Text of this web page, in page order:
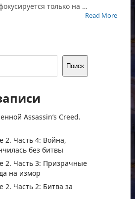
только на …
Read More
Поиск
Assassin’s Creed.
2. Часть 4: Война,
без битвы
2. Часть 3: Призрачные
на измор
2. Часть 2: Битва за